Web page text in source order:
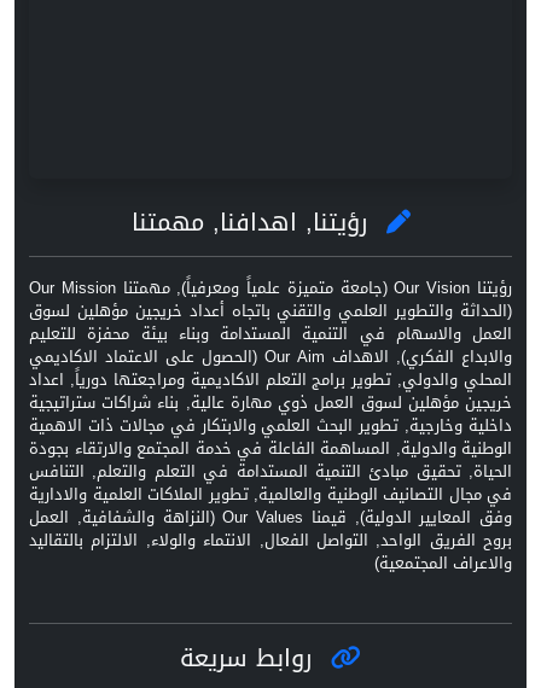
رؤيتنا, اهدافنا, مهمتنا
رؤيتنا Our Vision (جامعة متميزة علمياً ومعرفياً), مهمتنا Our Mission
(الحداثة والتطوير العلمي والتقني باتجاه أعداد خريجين مؤهلين لسوق
العمل والاسهام في التنمية المستدامة وبناء بيئة محفزة للتعليم
والابداع الفكري), الاهداف Our Aim (الحصول على الاعتماد الاكاديمي
المحلي والدولي, تطوير برامج التعلم الاكاديمية ومراجعتها دورياً, اعداد
خريجين مؤهلين لسوق العمل ذوي مهارة عالية, بناء شراكات ستراتيجية
داخلية وخارجية, تطوير البحث العلمي والابتكار في مجالات ذات الاهمية
الوطنية والدولية, المساهمة الفاعلة في خدمة المجتمع والارتقاء بجودة
الحياة, تحقيق مبادئ التنمية المستدامة في التعلم والتعلم, التنافس
في مجال التصانيف الوطنية والعالمية, تطوير الملاكات العلمية والادارية
وفق المعايير الدولية), قيمنا Our Values (النزاهة والشفافية, العمل
بروح الفريق الواحد, التواصل الفعال, الانتماء والولاء, الالتزام بالتقاليد
والاعراف المجتمعية)
روابط سريعة